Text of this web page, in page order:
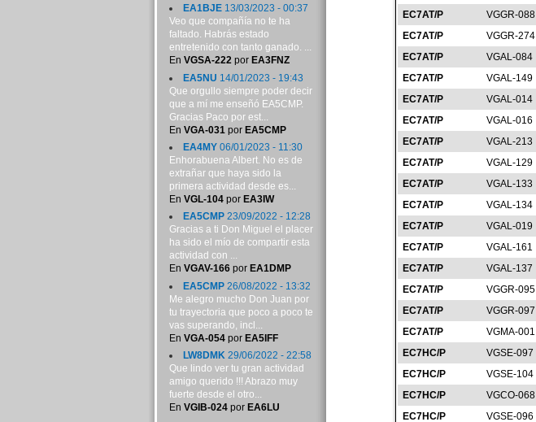
EC7AT/P
VGGR-088
EC7AT/P
VGGR-274
EC7AT/P
VGAL-084
EC7AT/P
VGAL-149
EC7AT/P
VGAL-014
EC7AT/P
VGAL-016
EC7AT/P
VGAL-213
EC7AT/P
VGAL-129
EC7AT/P
VGAL-133
EC7AT/P
VGAL-134
EC7AT/P
VGAL-019
EC7AT/P
VGAL-161
EC7AT/P
VGAL-137
EC7AT/P
VGGR-095
EC7AT/P
VGGR-097
EC7AT/P
VGMA-001
EC7HC/P
VGSE-097
EC7HC/P
VGSE-104
EC7HC/P
VGCO-068
EC7HC/P
VGSE-096
EA1BJE13/03/2023 - 00:37
Veo que compañía no te ha
faltado. Habrás estado
entretenido con tanto ganado. ...
En VGSA-222por EA3FNZ
EA5NU 14/01/2023 - 19:43
Que orgullo siempre poder decir
que a mí me enseñó EA5CMP.
Gracias Paco por est...
En VGA-031 por EA5CMP
EA4MY06/01/2023 - 11:30
Enhorabuena Albert. No es de
extrañar que haya sido la
primera actividad desde es...
En VGL-104por EA3IW
EA5CMP23/09/2022 - 12:28
Gracias a ti Don Miguel el placer
ha sido el mío de compartir esta
actividad con ...
En VGAV-166por EA1DMP
EA5CMP26/08/2022 - 13:32
Me alegro mucho Don Juan por
tu trayectoria que poco a poco te
vas superando, incl...
En VGA-054por EA5IFF
LW8DMK29/06/2022 - 22:58
Que lindo ver tu gran actividad
amigo querido !!! Abrazo muy
fuerte desde el otro...
En VGIB-024por EA6LU